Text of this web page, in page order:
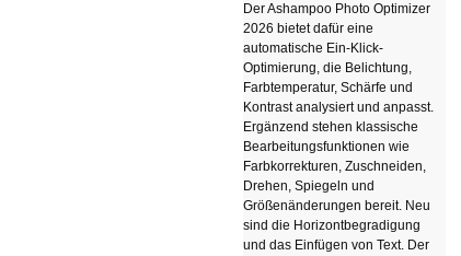
Der Ashampoo Photo Optimizer
2026 bietet dafür eine
automatische Ein-Klick-
Optimierung, die Belichtung,
Farbtemperatur, Schärfe und
Kontrast analysiert und anpasst.
Ergänzend stehen klassische
Bearbeitungsfunktionen wie
Farbkorrekturen, Zuschneiden,
Drehen, Spiegeln und
Größenänderungen bereit. Neu
sind die Horizontbegradigung
und das Einfügen von Text. Der